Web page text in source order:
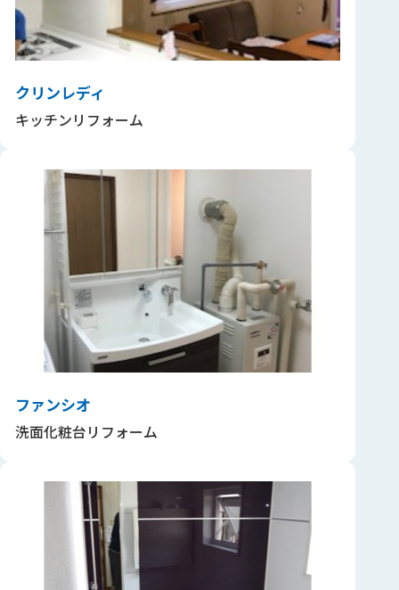
クリンレディ
キッチンリフォーム
ファンシオ
洗面化粧台リフォーム